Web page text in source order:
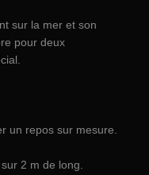
sur la mer et son
pour deux
un repos sur mesure.
2 m de long.